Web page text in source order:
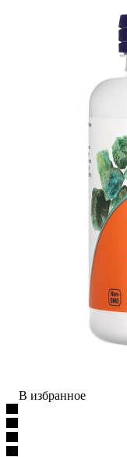
В избранное